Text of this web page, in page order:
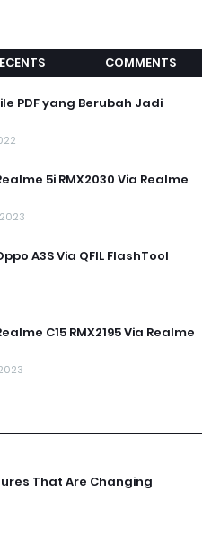
COMMENTS
PDF yang Berubah Jadi
5i RMX2030 Via Realme
A3S Via QFIL FlashTool
C15 RMX2195 Via Realme
That Are Changing